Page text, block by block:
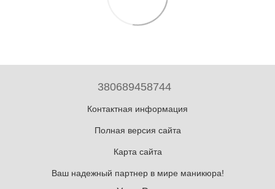
380689458744
Контактная информация
Полная версия сайта
Карта сайта
Ваш надежный партнер в мире маникюра!